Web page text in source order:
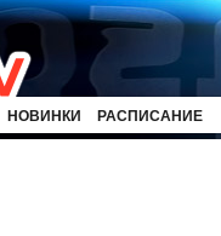
НОВИНКИ РАСПИСАНИЕ